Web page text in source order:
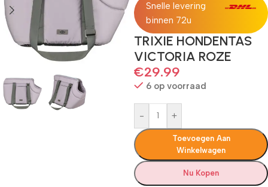
Snelle levering
binnen 72u
TRIXIE HONDENTAS
VICTORIA ROZE
€29.99
6 op voorraad
- +
Toevoegen Aan
Winkelwagen
Nu Kopen